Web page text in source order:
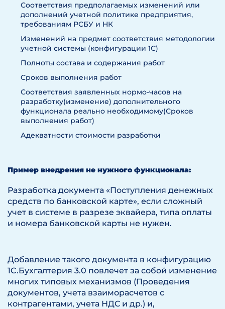
Соответствия предполагаемых изменений или
дополнений учетной политике предприятия,
требованиям РСБУ и НК
Изменений на предмет соответствия методологии
учетной системы (конфигурации 1С)
Полноты состава и содержания работ
Сроков выполнения работ
Соответствия заявленных нормо-часов на
разработку(изменение) дополнительного
функционала реально необходимому(Сроков
выполнения работ)
Адекватности стоимости разработки
Пример внедрения не нужного функционала:
Разработка документа «Поступления денежных
средств по банковской карте», если сложный
учет в системе в разрезе эквайера, типа оплаты
и номера банковской карты не нужен.
Добавление такого документа в конфигурацию
1C.Бухгалтерия 3.0 повлечет за собой изменение
многих типовых механизмов (Проведения
документов, учета взаиморасчетов с
контрагентами, учета НДС и др.) и,